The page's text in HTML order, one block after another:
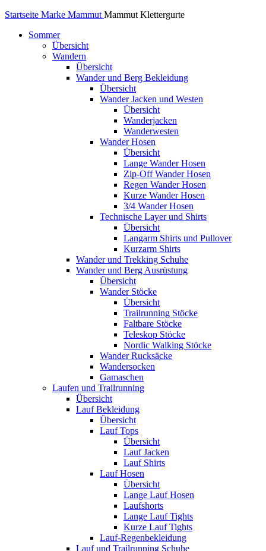
Startseite Marke Mammut Mammut Klettergurte
Sommer
Übersicht
Wandern
Übersicht
Wander und Berg Bekleidung
Übersicht
Wander Jacken und Westen
Übersicht
Wanderjacken
Wanderwesten
Wander Hosen
Übersicht
Lange Wander Hosen
Zip-Off Wander Hosen
Regen Wander Hosen
Kurze Wander Hosen
3/4 Wander Hosen
Technische Layer und Shirts
Übersicht
Langarm Shirts und Pullover
Kurzarm Shirts
Wander und Trekking Schuhe
Wander und Berg Ausrüstung
Übersicht
Wander Stöcke
Übersicht
Trailrunning Stöcke
Faltbare Stöcke
Teleskop Stöcke
Nordic Walking Stöcke
Wander Rucksäcke
Wandersocken
Gamaschen
Laufen und Trailrunning
Übersicht
Lauf Bekleidung
Übersicht
Lauf Tops
Übersicht
Lauf Jacken
Lauf Shirts
Lauf Hosen
Übersicht
Lange Lauf Hosen
Laufshorts
Lange Lauf Tights
Kurze Lauf Tights
Lauf-Regenbekleidung
Lauf und Trailrunning Schuhe